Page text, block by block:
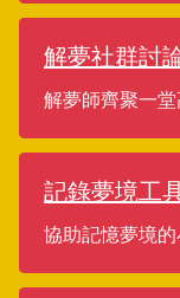
解夢社群討
解夢師齊聚一
記錄夢境工
協助記憶夢境